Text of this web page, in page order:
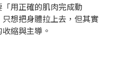
用正確的肌肉完成動
想把身體拉上去，但其實
縮與主導。